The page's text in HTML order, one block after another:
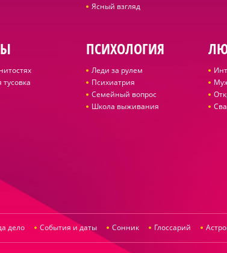
Ясный взгляд
тусовка
ПСИХОЛОГИЯ
Леди за рулем
Психиатрия
Семейный вопрос
Школа выживания
дело События и даты Сонник Глоссарий